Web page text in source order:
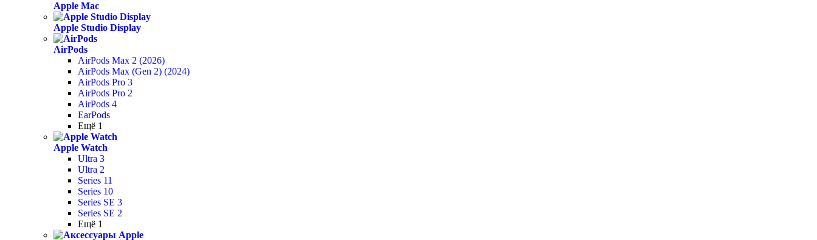
Apple Mac
Apple Studio Display
AirPods
AirPods Max 2 (2026)
AirPods Max (Gen 2) (2024)
AirPods Pro 3
AirPods Pro 2
AirPods 4
EarPods
Ещё 1
Apple Watch
Ultra 3
Ultra 2
Series 11
Series 10
Series SE 3
Series SE 2
Ещё 1